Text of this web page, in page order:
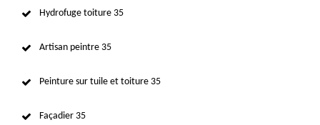
Hydrofuge toiture 35
Artisan peintre 35
Peinture sur tuile et toiture 35
Façadier 35